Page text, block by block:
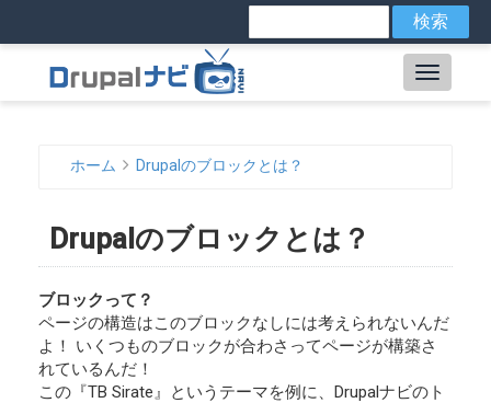
メ
イ
ン
移
動
検
Main
ン
く
ず
ホーム Drupalのブロックとは？
Drupalのブロックとは？
ブロックって？
ページの構造はこのブロックなしには考えられないんだ
よ！ いくつものブロックが合わさってページが構築さ
れているんだ！
この『TB Sirate』というテーマを例に、Drupalナビのト